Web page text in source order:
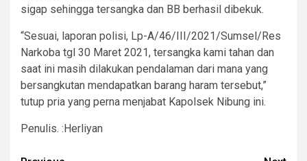
sigap sehingga tersangka dan BB berhasil dibekuk.
“Sesuai, laporan polisi, Lp-A/46/III/2021/Sumsel/Res
Narkoba tgl 30 Maret 2021, tersangka kami tahan dan
saat ini masih dilakukan pendalaman dari mana yang
bersangkutan mendapatkan barang haram tersebut,”
tutup pria yang perna menjabat Kapolsek Nibung ini.
Penulis. :Herliyan